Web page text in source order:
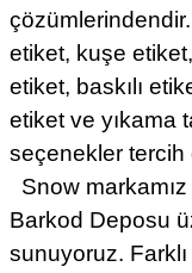
çözümlerindendir.
etiket, kuşe
etiket, baskılı
etiket ve yıkama
seçenekler tercih
Snow
Barkod Deposu
sunuyoruz.